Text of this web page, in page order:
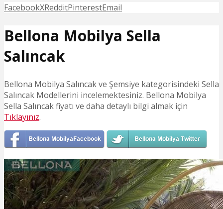
FacebookXRedditPinterestEmail
Bellona Mobilya Sella
Salıncak
Bellona Mobilya Salıncak ve Şemsiye kategorisindeki Sella
Salıncak Modellerini incelemektesiniz. Bellona Mobilya
Sella Salıncak fiyatı ve daha detaylı bilgi almak için
Tıklayınız.